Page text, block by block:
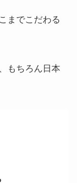
までこだわる
もちろん日本